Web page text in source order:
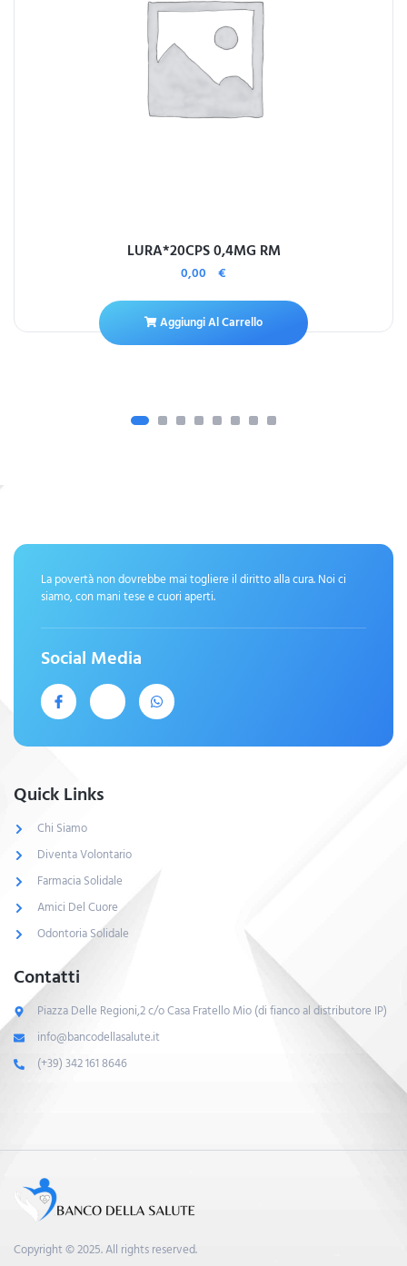
LURA*20CPS 0,4MG RM
0,00 €
Aggiungi Al Carrello
La povertà non dovrebbe mai togliere il diritto alla cura. Noi ci
siamo, con mani tese e cuori aperti.
Social Media
Quick Links
Chi Siamo
Diventa Volontario
Farmacia Solidale
Amici Del Cuore
Odontoria Solidale
Contatti
Piazza Delle Regioni,2 c/o Casa Fratello Mio (di fianco al distributore IP)
info@bancodellasalute.it
(+39) 342 161 8646
Copyright © 2025. All rights reserved.